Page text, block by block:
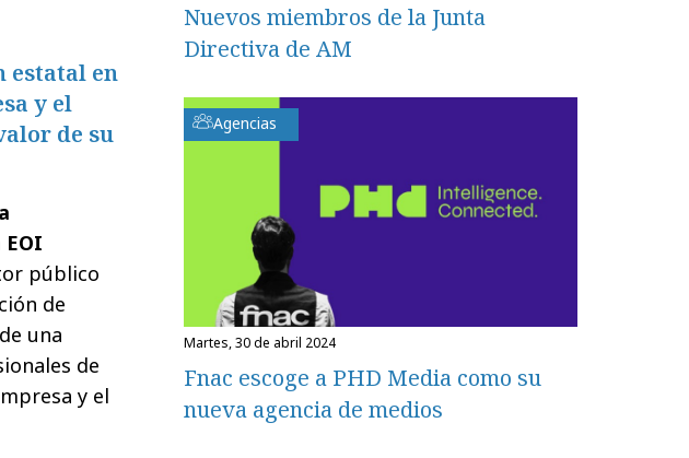
estatal en
y el
de su
público
de
una
de
y el
Nuevos miembros de la Junta
Directiva de AM
Agencias
martes, 30 de abril 2024
Fnac escoge a PHD Media como su
nueva agencia de medios